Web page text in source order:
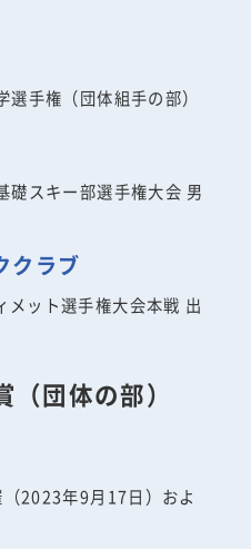
手権（団体組手の部）
スキー部選手権大会 男
クラブ
ット選手権大会本戦 出
団体の部）
2023年9月17日）およ